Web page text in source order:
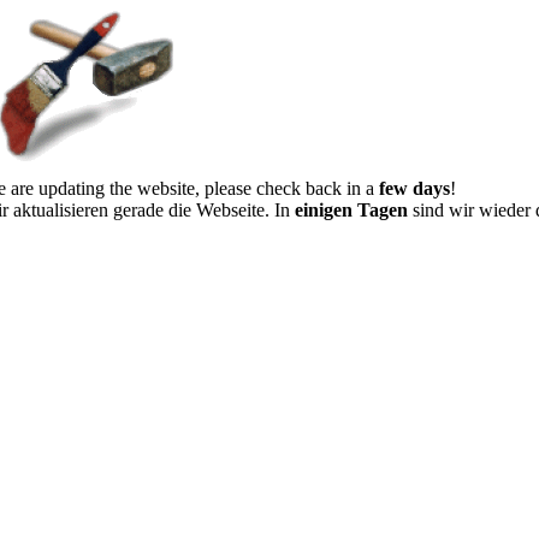
are updating the website, please check back in a few days!
aktualisieren gerade die Webseite. In einigen Tagen sind wir wieder